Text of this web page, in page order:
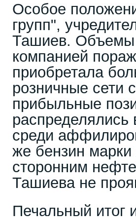
Особое
групп",
Ташиев. Объемы
компанией
приобретала
розничные сети
прибыльные
распределялись
среди
же бензин
сторонним
Ташиева не
Печальный итог